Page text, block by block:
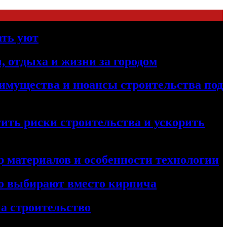
уют
отдыха и жизни за городом
и нюансы строительства под
риски строительства и ускорить
и особенности технологии
выбирают вместо кирпича
строительство